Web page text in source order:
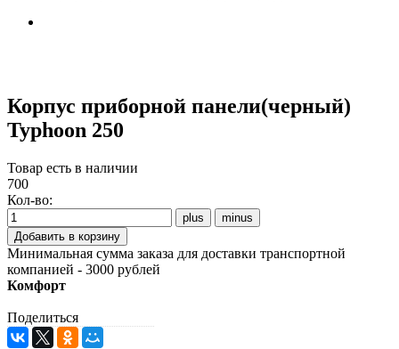
Корпус приборной панели(черный)
Typhoon 250
Товар есть в наличии
700
Кол-во:
Минимальная сумма заказа для доставки транспортной
компанией - 3000 рублей
Комфорт
Поделиться